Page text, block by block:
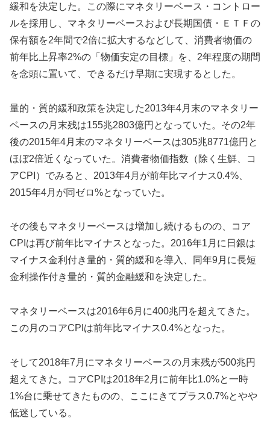
緩和を決定した。この際にマネタリーベース・コントロー
ルを採用し、マネタリーベースおよび長期国債・ＥＴＦの
保有額を2年間で2倍に拡大するなどして、消費者物価の
前年比上昇率2%の「物価安定の目標」を、2年程度の期間
を念頭に置いて、できるだけ早期に実現するとした。
量的・質的緩和政策を決定した2013年4月末のマネタリー
ベースの月末残は155兆2803億円となっていた。その2年
後の2015年4月末のマネタリーベースは305兆8771億円と
ほぼ2倍近くなっていた。消費者物価指数（除く生鮮、コ
アCPI）でみると、2013年4月が前年比マイナス0.4%、
2015年4月が同ゼロ%となっていた。
その後もマネタリーベースは増加し続けるものの、コア
CPIは再び前年比マイナスとなった。2016年1月に日銀は
マイナス金利付き量的・質的緩和を導入、同年9月に長短
金利操作付き量的・質的金融緩和を決定した。
マネタリーベースは2016年6月に400兆円を超えてきた。
この月のコアCPIは前年比マイナス0.4%となった。
そして2018年7月にマネタリーベースの月末残が500兆円
超えてきた。コアCPIは2018年2月に前年比1.0%と一時
1%台に乗せてきたものの、ここにきてプラス0.7%とやや
低迷している。